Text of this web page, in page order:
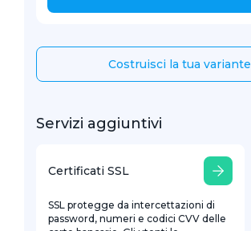
Costruisci la tua variante
Servizi aggiuntivi
Certificati SSL
SSL protegge da intercettazioni di
password, numeri e codici CVV delle